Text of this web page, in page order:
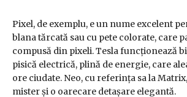
Pixel, de exemplu, e un nume excelent
blana tărcată sau cu pete colorate, care
compusă din pixeli. Tesla funcționează
pisică electrică, plină de energie, care
ore ciudate. Neo, cu referința sa la
mister și o oarecare detașare elegantă.